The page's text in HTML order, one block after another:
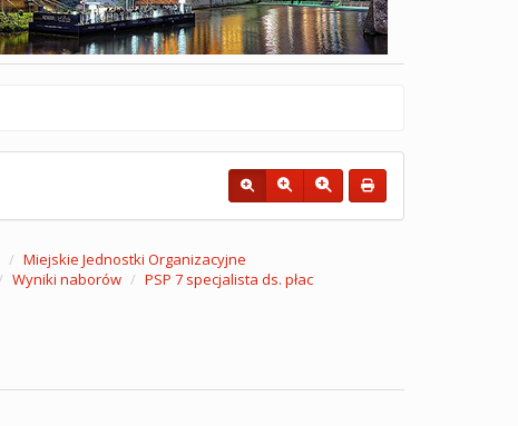
Miejskie Jednostki Organizacyjne
Wyniki naborów PSP 7 specjalista ds. płac